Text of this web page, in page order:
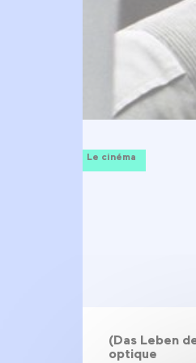
Le cinéma
(Das Leben
optique